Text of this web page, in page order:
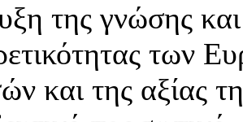
της γνώσης
των
και της αξίας